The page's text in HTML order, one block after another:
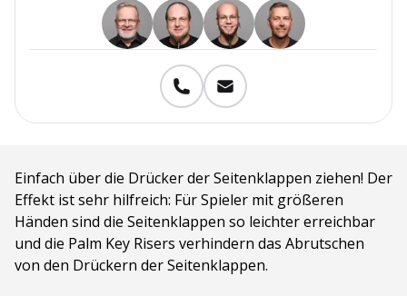
Einfach über die Drücker der Seitenklappen ziehen! Der
Effekt ist sehr hilfreich: Für Spieler mit größeren
Händen sind die Seitenklappen so leichter erreichbar
und die Palm Key Risers verhindern das Abrutschen
von den Drückern der Seitenklappen.